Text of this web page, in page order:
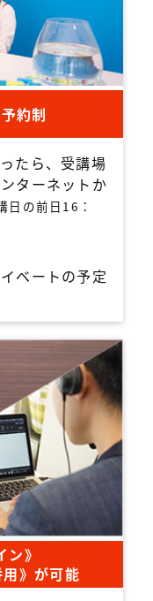
約制
たら、受講場
ターネットか
日の前日16：
ベートの予定
》
》が可能